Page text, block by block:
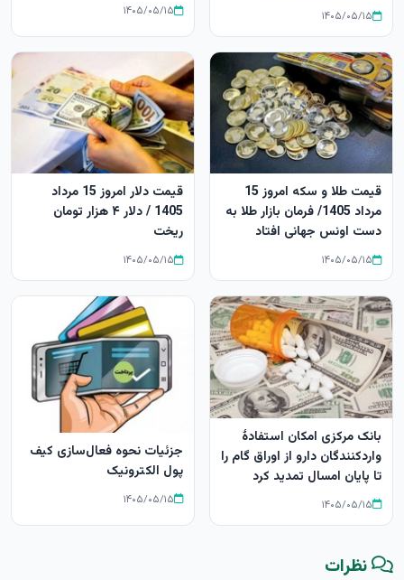
۱۴۰۵/۰۵/۱۵ ۱۴۰۵/۰۵/۱۵
قیمت طلا و سکه امروز 15
مرداد 1405/ فرمان بازار طلا به
دست اونس جهانی افتاد
۱۴۰۵/۰۵/۱۵
قیمت دلار امروز 15 مرداد
1405 / دلار ۴ هزار تومان
ریخت
۱۴۰۵/۰۵/۱۵
بانک مرکزی امکان استفادۀ
واردکنندگان دارو از اوراق گام را
تا پایان امسال تمدید کرد
۱۴۰۵/۰۵/۱۵
جزئیات نحوه فعال‌سازی کیف
پول الکترونیک
۱۴۰۵/۰۵/۱۵
نظرات